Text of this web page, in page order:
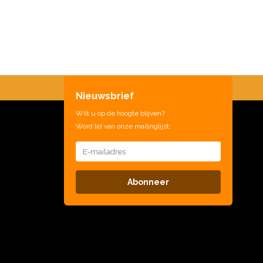
Nieuwsbrief
Wilt u op de hoogte blijven?
Word lid van onze mailinglijst:
Abonneer